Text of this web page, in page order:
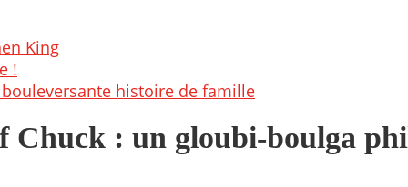
King
!
histoire de famille
Chuck : un gloubi-boulga